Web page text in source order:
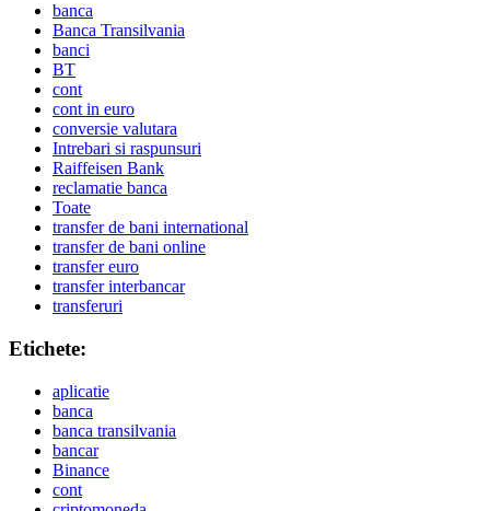
banca
Banca Transilvania
banci
BT
cont
cont in euro
conversie valutara
Intrebari si raspunsuri
Raiffeisen Bank
reclamatie banca
Toate
transfer de bani international
transfer de bani online
transfer euro
transfer interbancar
transferuri
Etichete:
aplicatie
banca
banca transilvania
bancar
Binance
cont